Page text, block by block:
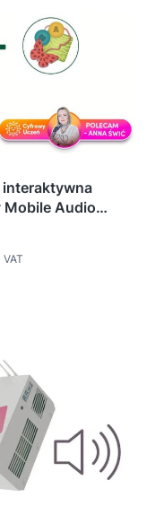
interaktywna
Mobile Audio
VAT